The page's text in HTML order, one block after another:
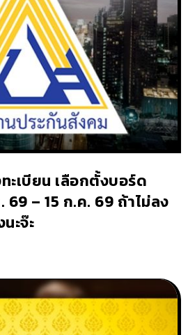
ะเบียน เลือกตั้งบอร์ด
69 – 15 ก.ค. 69 ถ้าไม่ลง
ะจ๊ะ